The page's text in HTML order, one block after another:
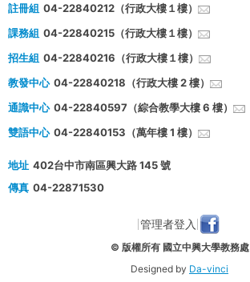
註冊組 04-22840212（行政大樓１樓）
課務組 04-22840215（行政大樓１樓）
招生組 04-22840216（行政大樓１樓）
教發中心 04-22840218（行政大樓 2 樓）
通識中心 04-22840597（綜合教學大樓 6 樓）
雙語中心 04-22840153（萬年樓 1 樓）
地址 402台中市南區興大路 145 號
傳真 04-22871530
管理者登入
© 版權所有 國立中興大學教務處
Designed by Da-vinci